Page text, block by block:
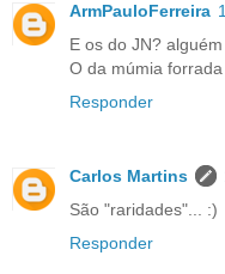
ArmPauloFerreira
E os do JN?
O da múmia forrada
Responder
Carlos Martins
São "raridades"... :)
Responder